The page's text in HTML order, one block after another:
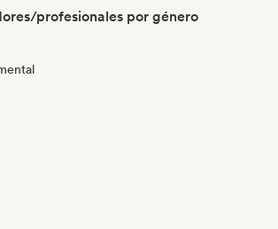
profesionales por género